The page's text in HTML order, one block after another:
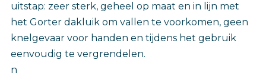
uitstap: zeer sterk, geheel op maat en in lijn met
het Gorter dakluik om vallen te voorkomen, geen
knelgevaar voor handen en tijdens het gebruik
eenvoudig te vergrendelen.
n